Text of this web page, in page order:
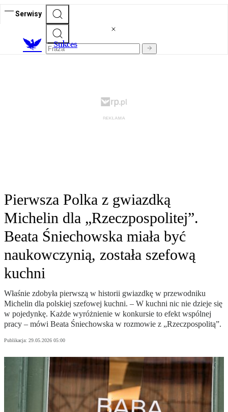
Serwisy
Sukces
Pierwsza Polka z gwiazdką
Michelin dla „Rzeczpospolitej”.
Beata Śniechowska miała być
naukowczynią, została szefową
kuchni
Właśnie zdobyła pierwszą w historii gwiazdkę w przewodniku
Michelin dla polskiej szefowej kuchni. – W kuchni nic nie dzieje się
w pojedynkę. Każde wyróżnienie w konkursie to efekt wspólnej
pracy – mówi Beata Śniechowska w rozmowie z „Rzeczpospolitą”.
Publikacja: 29.05.2026 05:00